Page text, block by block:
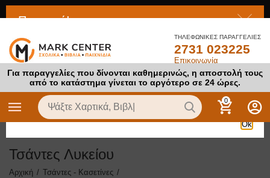
ΤΗΛΕΦΩΝΙΚΕΣ ΠΑΡΑΓΓΕΛΙΕΣ
2731 023225
Επικοινωνία
Για παραγγελίες που δίνονται καθημερινώς, η αποστολή τους
από το κατάστημα γίνεται το αργότερο σε 24 ώρες.
0
Τσάντες Λυκείου
Αρχική / Τσάντες - Κασετίνες /
Προσοχή!
Το προϊόν στο οποίο προσπαθείτε να αποκτήσετε πρόσβαση
είναι απενεργοποιημένο
Ok